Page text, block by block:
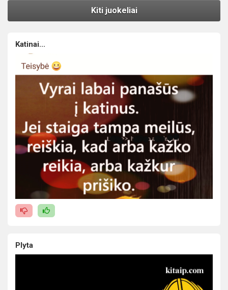
Kiti juokeliai
Katinai...
Plyta